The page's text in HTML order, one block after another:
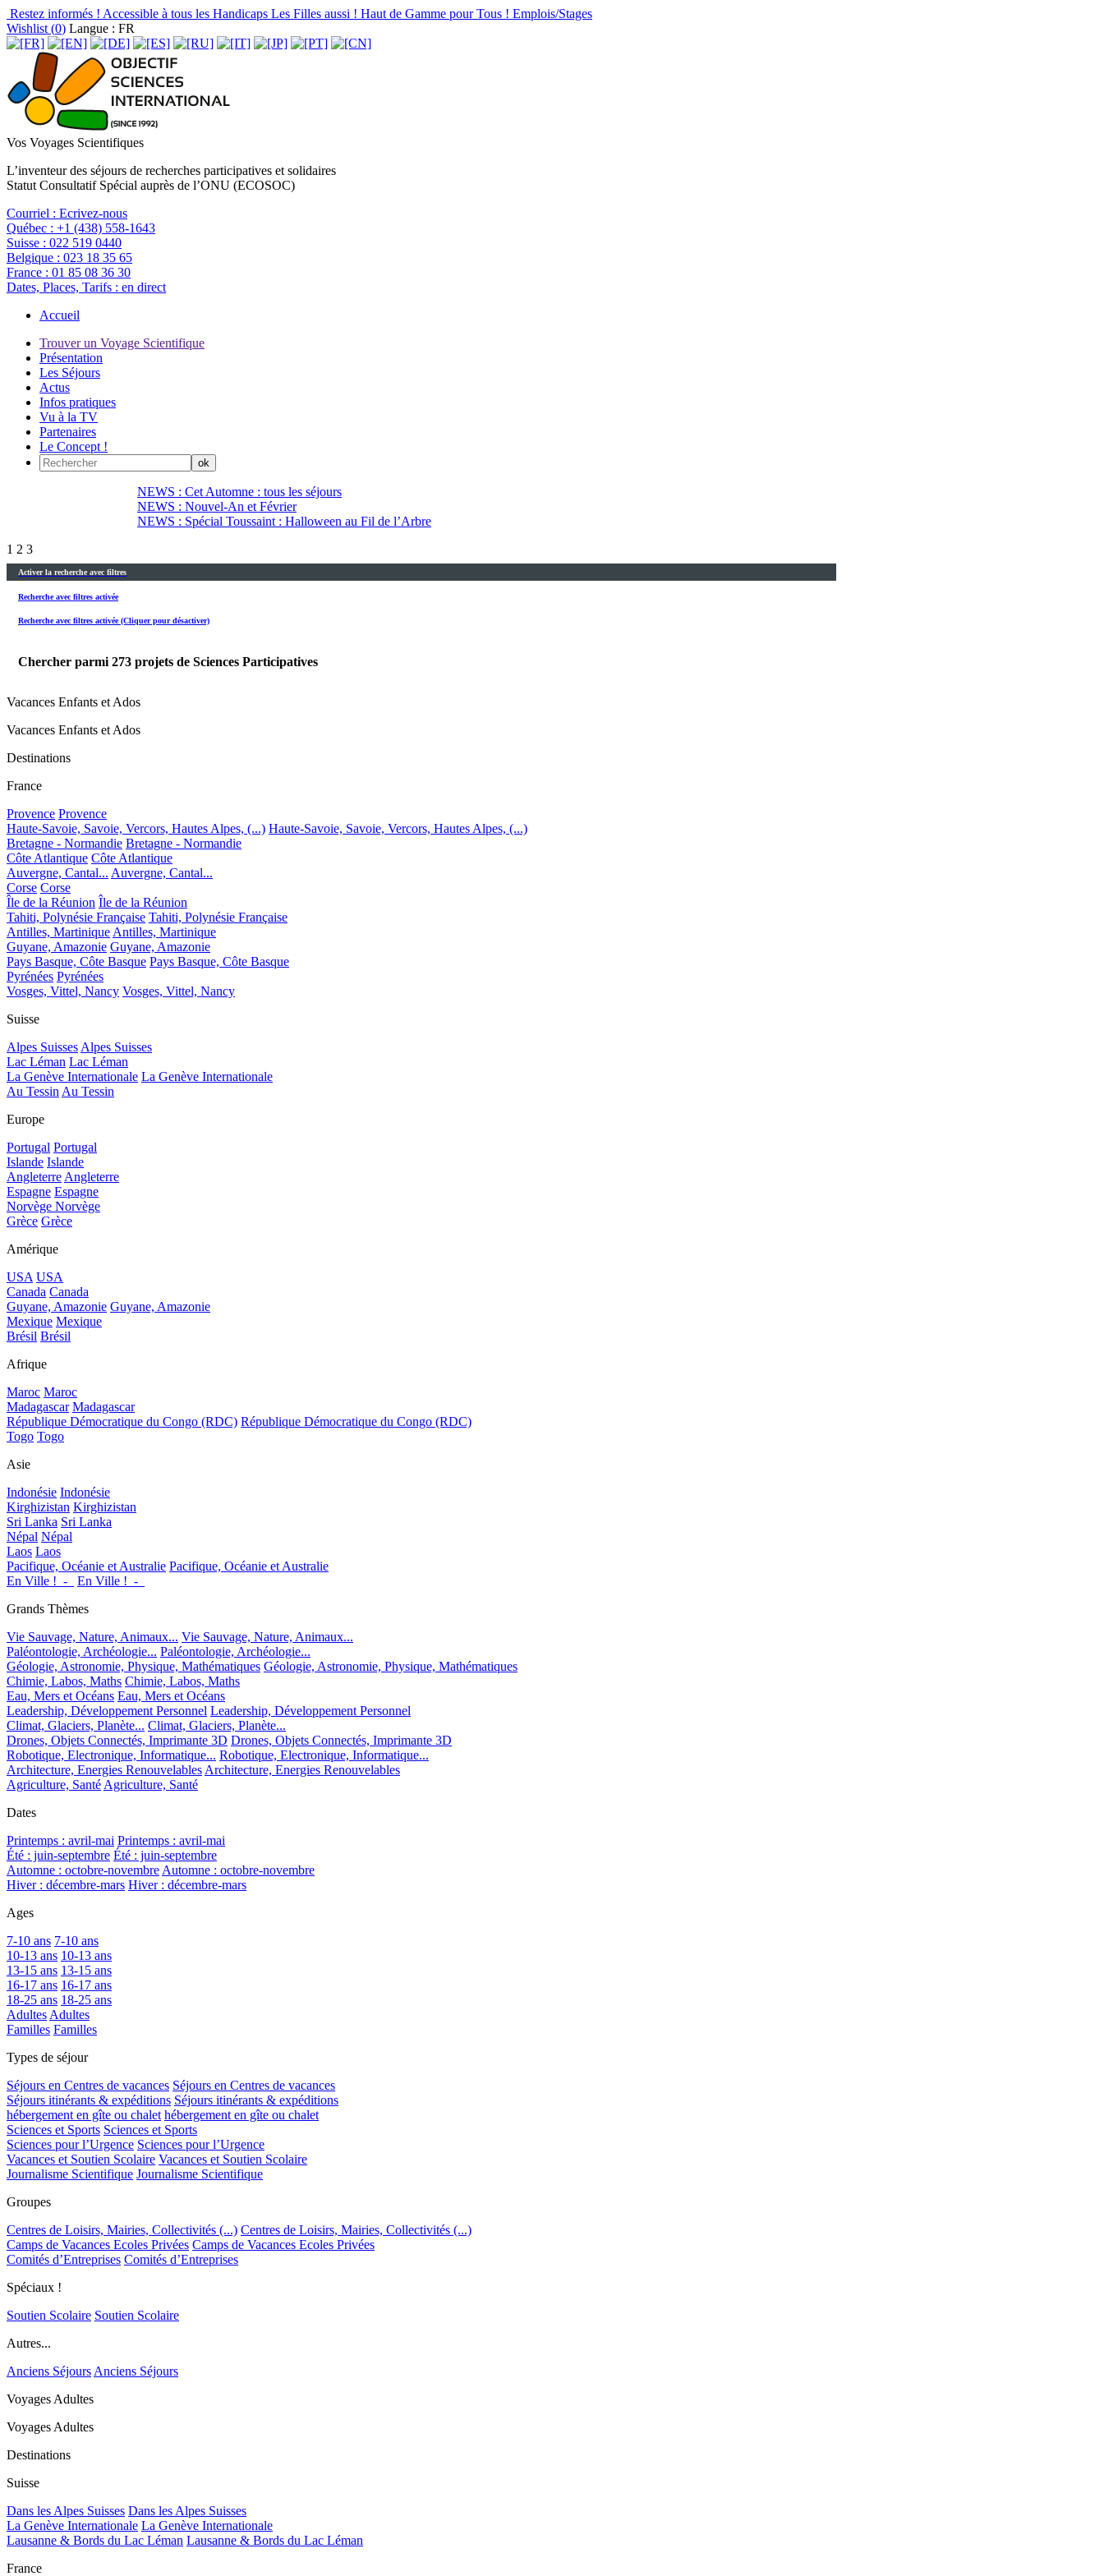
Restez informés ! Accessible à tous les Handicaps Les Filles aussi ! Haut de Gamme pour Tous ! Emplois/Stages
Wishlist (0) Langue : FR
Vos Voyages Scientifiques
L’inventeur des séjours de recherches participatives et solidaires
Statut Consultatif Spécial auprès de l’ONU (ECOSOC)
Courriel : Ecrivez-nous
Québec : +1 (438) 558-1643
Suisse : 022 519 0440
Belgique : 023 18 35 65
France : 01 85 08 36 30
Dates, Places, Tarifs : en direct
Accueil
Trouver un Voyage Scientifique
Présentation
Les Séjours
Actus
Infos pratiques
Vu à la TV
Partenaires
Le Concept !
NEWS : Cet Automne : tous les séjours
NEWS : Nouvel-An et Février
NEWS : Spécial Toussaint : Halloween au Fil de l’Arbre
1 2 3
Activer la recherche avec filtres
Recherche avec filtres activée
Recherche avec filtres activée (Cliquer pour désactiver)
Chercher parmi 273 projets de Sciences Participatives
Vacances Enfants et Ados
Vacances Enfants et Ados
Destinations
France
Provence Provence
Haute-Savoie, Savoie, Vercors, Hautes Alpes, (...) Haute-Savoie, Savoie, Vercors, Hautes Alpes, (...)
Bretagne - Normandie Bretagne - Normandie
Côte Atlantique Côte Atlantique
Auvergne, Cantal... Auvergne, Cantal...
Corse Corse
Île de la Réunion Île de la Réunion
Tahiti, Polynésie Française Tahiti, Polynésie Française
Antilles, MartiniqueAntilles, Martinique
Guyane, Amazonie Guyane, Amazonie
Pays Basque, Côte Basque Pays Basque, Côte Basque
Pyrénées Pyrénées
Vosges, Vittel, Nancy Vosges, Vittel, Nancy
Suisse
Alpes SuissesAlpes Suisses
Lac Léman Lac Léman
La Genève Internationale La Genève Internationale
Au TessinAu Tessin
Europe
Portugal Portugal
Islande Islande
AngleterreAngleterre
Espagne Espagne
Norvège Norvège
Grèce Grèce
Amérique
USA USA
Canada Canada
Guyane, Amazonie Guyane, Amazonie
Mexique Mexique
Brésil Brésil
Afrique
Maroc Maroc
Madagascar Madagascar
République Démocratique du Congo (RDC) République Démocratique du Congo (RDC)
Togo Togo
Asie
Indonésie Indonésie
Kirghizistan Kirghizistan
Sri Lanka Sri Lanka
Népal Népal
Laos Laos
Pacifique, Océanie et Australie Pacifique, Océanie et Australie
En Ville !_-_
En Ville !_-_
Grands Thèmes
Vie Sauvage, Nature, Animaux... Vie Sauvage, Nature, Animaux...
Paléontologie, Archéologie... Paléontologie, Archéologie...
Géologie, Astronomie, Physique, Mathématiques Géologie, Astronomie, Physique, Mathématiques
Chimie, Labos, Maths Chimie, Labos, Maths
Eau, Mers et Océans Eau, Mers et Océans
Leadership, Développement Personnel Leadership, Développement Personnel
Climat, Glaciers, Planète... Climat, Glaciers, Planète...
Drones, Objets Connectés, Imprimante 3D Drones, Objets Connectés, Imprimante 3D
Robotique, Electronique, Informatique... Robotique, Electronique, Informatique...
Architecture, Energies RenouvelablesArchitecture, Energies Renouvelables
Agriculture, SantéAgriculture, Santé
Dates
Printemps : avril-mai Printemps : avril-mai
Été : juin-septembre Été : juin-septembre
Automne : octobre-novembreAutomne : octobre-novembre
Hiver : décembre-mars Hiver : décembre-mars
Ages
7-10 ans 7-10 ans
10-13 ans 10-13 ans
13-15 ans 13-15 ans
16-17 ans 16-17 ans
18-25 ans 18-25 ans
AdultesAdultes
Familles Familles
Types de séjour
Séjours en Centres de vacances Séjours en Centres de vacances
Séjours itinérants & expéditions Séjours itinérants & expéditions
hébergement en gîte ou chalet hébergement en gîte ou chalet
Sciences et Sports Sciences et Sports
Sciences pour l’Urgence Sciences pour l’Urgence
Vacances et Soutien Scolaire Vacances et Soutien Scolaire
Journalisme Scientifique Journalisme Scientifique
Groupes
Centres de Loisirs, Mairies, Collectivités (...) Centres de Loisirs, Mairies, Collectivités (...)
Camps de Vacances Ecoles Privées Camps de Vacances Ecoles Privées
Comités d’Entreprises Comités d’Entreprises
Spéciaux !
Soutien Scolaire Soutien Scolaire
Autres...
Anciens SéjoursAnciens Séjours
Voyages Adultes
Voyages Adultes
Destinations
Suisse
Dans les Alpes Suisses Dans les Alpes Suisses
La Genève Internationale La Genève Internationale
Lausanne & Bords du Lac Léman Lausanne & Bords du Lac Léman
France